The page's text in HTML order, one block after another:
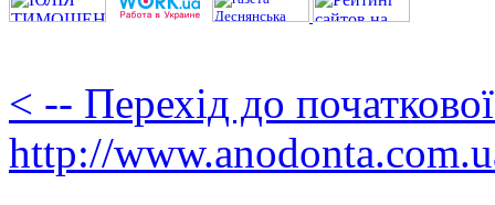
< -- Перехід до
http://